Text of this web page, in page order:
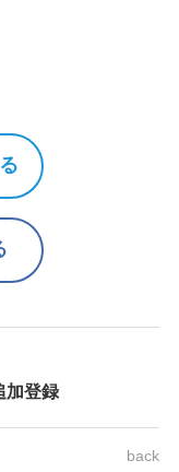
加登録
back